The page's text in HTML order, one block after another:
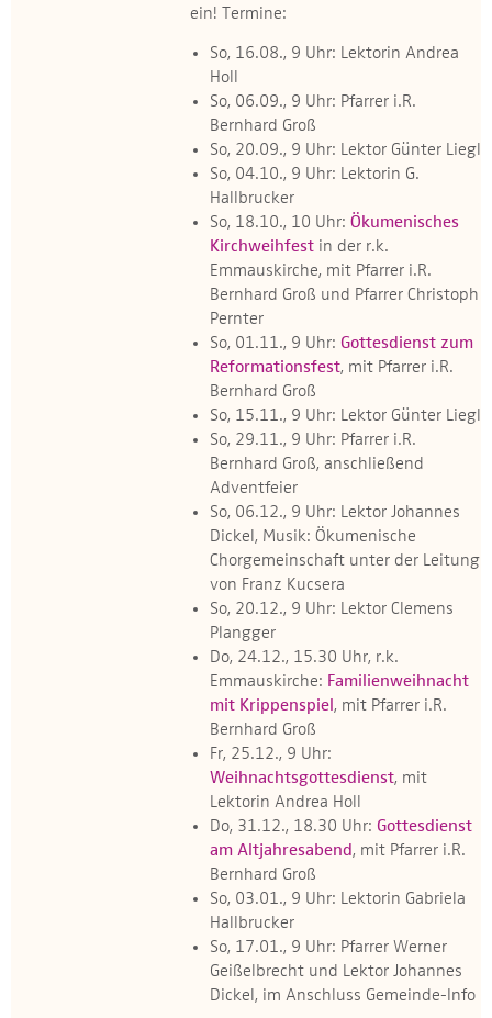
ein! Termine:
So, 16.08., 9 Uhr: Lektorin Andrea
Holl
So, 06.09., 9 Uhr: Pfarrer i.R.
Bernhard Groß
So, 20.09., 9 Uhr: Lektor Günter Liegl
So, 04.10., 9 Uhr: Lektorin G.
Hallbrucker
So, 18.10., 10 Uhr: Ökumenisches
Kirchweihfest in der r.k.
Emmauskirche, mit Pfarrer i.R.
Bernhard Groß und Pfarrer Christoph
Pernter
So, 01.11., 9 Uhr: Gottesdienst zum
Reformationsfest, mit Pfarrer i.R.
Bernhard Groß
So, 15.11., 9 Uhr: Lektor Günter Liegl
So, 29.11., 9 Uhr: Pfarrer i.R.
Bernhard Groß, anschließend
Adventfeier
So, 06.12., 9 Uhr: Lektor Johannes
Dickel, Musik: Ökumenische
Chorgemeinschaft unter der Leitung
von Franz Kucsera
So, 20.12., 9 Uhr: Lektor Clemens
Plangger
Do, 24.12., 15.30 Uhr, r.k.
Emmauskirche: Familienweihnacht
mit Krippenspiel , mit Pfarrer i.R.
Bernhard Groß
Fr, 25.12., 9 Uhr:
Weihnachtsgottesdienst, mit
Lektorin Andrea Holl
Do, 31.12., 18.30 Uhr: Gottesdienst
am Altjahresabend, mit Pfarrer i.R.
Bernhard Groß
So, 03.01., 9 Uhr: Lektorin Gabriela
Hallbrucker
So, 17.01., 9 Uhr: Pfarrer Werner
Geißelbrecht und Lektor Johannes
Dickel, im Anschluss Gemeinde-Info